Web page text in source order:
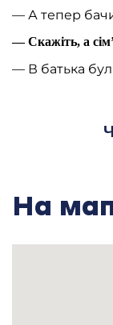
— А тепер
— Скажіть, а
— В батька
— Ну, тоді
занімався з
поїхав
штукатурили.
На